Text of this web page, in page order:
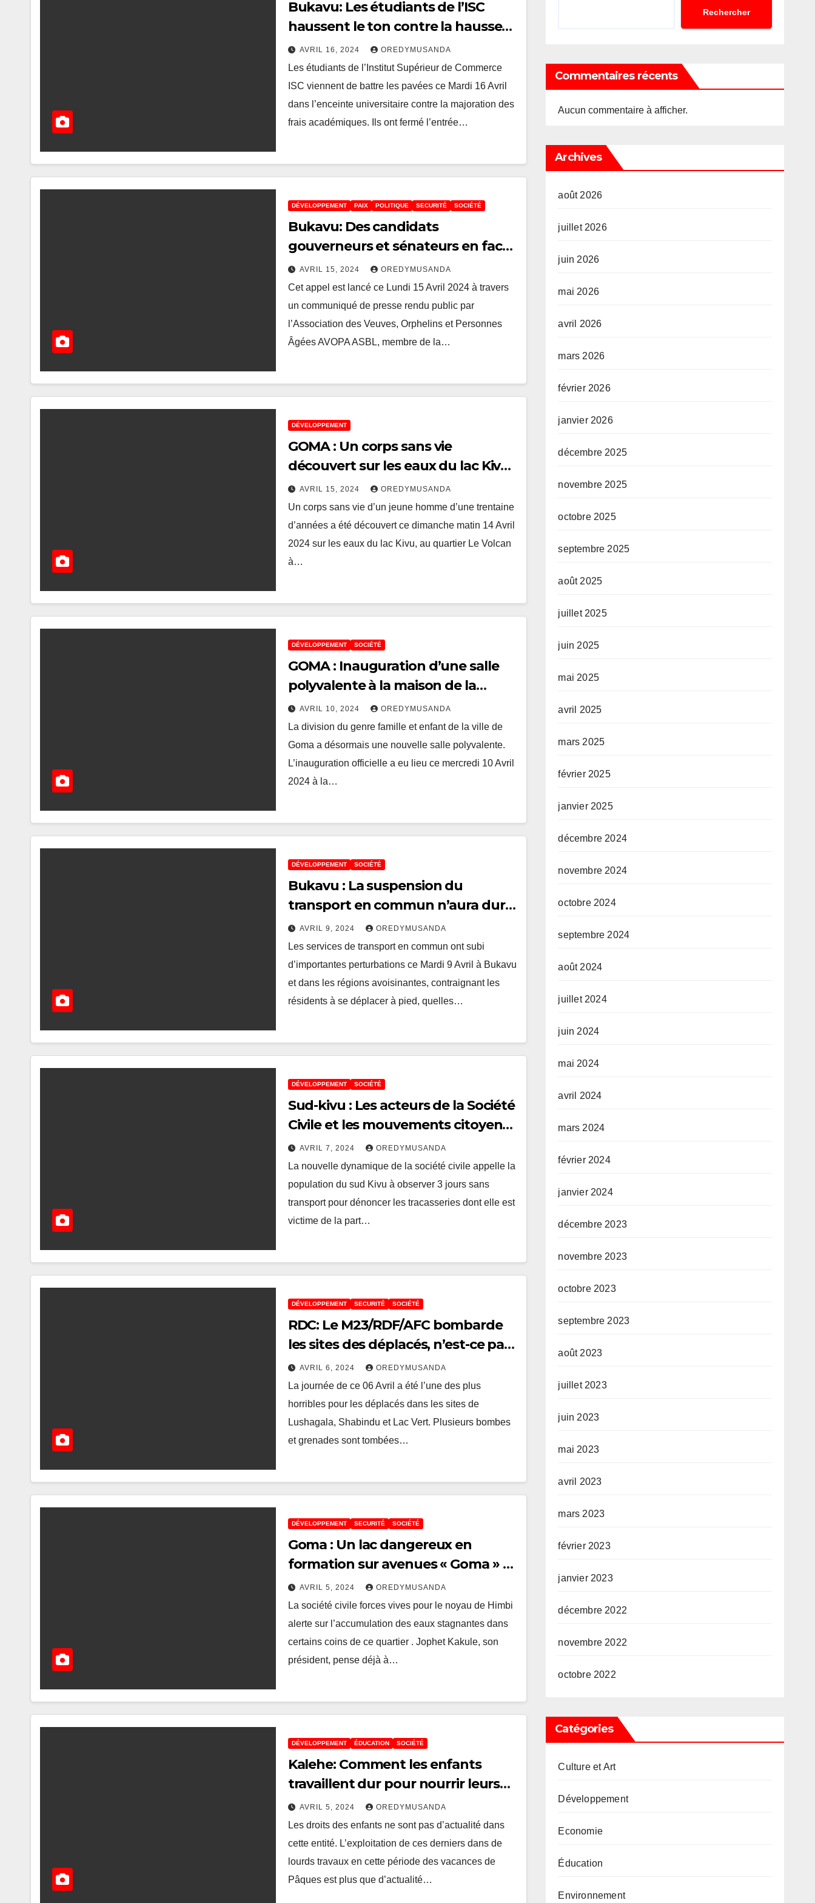
Bukavu: Les étudiants de l’ISC
haussent le ton contre la hausse
de leurs frais académiques par le
comité de gestion
AVRIL 16, 2024 OREDYMUSANDA
Les étudiants de l’Institut Supérieur de Commerce
ISC viennent de battre les pavées ce Mardi 16 Avril
dans l’enceinte universitaire contre la majoration des
frais académiques. Ils ont fermé l’entrée…
DÉVELOPPEMENT PAIX POLITIQUE SECURITÉ SOCIÉTÉ
Bukavu: Des candidats
gouverneurs et sénateurs en face
de la population dans une tribune
d’expression populaire
AVRIL 15, 2024 OREDYMUSANDA
Cet appel est lancé ce Lundi 15 Avril 2024 à travers
un communiqué de presse rendu public par
l’Association des Veuves, Orphelins et Personnes
Âgées AVOPA ASBL, membre de la…
DÉVELOPPEMENT
GOMA : Un corps sans vie
découvert sur les eaux du lac Kivu
au quartier les volcans
AVRIL 15, 2024 OREDYMUSANDA
Un corps sans vie d’un jeune homme d’une trentaine
d’années a été découvert ce dimanche matin 14 Avril
2024 sur les eaux du lac Kivu, au quartier Le Volcan
à…
DÉVELOPPEMENT SOCIÉTÉ
GOMA : Inauguration d’une salle
polyvalente à la maison de la
femme pour la promotion de la
femme et de la paix
AVRIL 10, 2024 OREDYMUSANDA
La division du genre famille et enfant de la ville de
Goma a désormais une nouvelle salle polyvalente.
L’inauguration officielle a eu lieu ce mercredi 10 Avril
2024 à la…
DÉVELOPPEMENT SOCIÉTÉ
Bukavu : La suspension du
transport en commun n’aura duré
que peu de temps, les initiateurs
mettent fin à cette mesure
AVRIL 9, 2024 OREDYMUSANDA
Les services de transport en commun ont subi
d’importantes perturbations ce Mardi 9 Avril à Bukavu
et dans les régions avoisinantes, contraignant les
résidents à se déplacer à pied, quelles…
DÉVELOPPEMENT SOCIÉTÉ
Sud-kivu : Les acteurs de la Société
Civile et les mouvements citoyens
décrètent 3 jours sans transport
en commun
AVRIL 7, 2024 OREDYMUSANDA
La nouvelle dynamique de la société civile appelle la
population du sud Kivu à observer 3 jours sans
transport pour dénoncer les tracasseries dont elle est
victime de la part…
DÉVELOPPEMENT SECURITÉ SOCIÉTÉ
RDC: Le M23/RDF/AFC bombarde
les sites des déplacés, n’est-ce pas
un crime de guerre?
AVRIL 6, 2024 OREDYMUSANDA
La journée de ce 06 Avril a été l’une des plus
horribles pour les déplacés dans les sites de
Lushagala, Shabindu et Lac Vert. Plusieurs bombes
et grenades sont tombées…
DÉVELOPPEMENT SECURITÉ SOCIÉTÉ
Goma : Un lac dangereux en
formation sur avenues « Goma » et
« De la mission » dans le quartier
Himbi
AVRIL 5, 2024 OREDYMUSANDA
La société civile forces vives pour le noyau de Himbi
alerte sur l’accumulation des eaux stagnantes dans
certains coins de ce quartier . Jophet Kakule, son
président, pense déjà à…
DÉVELOPPEMENT ÉDUCATION SOCIÉTÉ
Kalehe: Comment les enfants
travaillent dur pour nourrir leurs
familles à Hombo Sud
AVRIL 5, 2024 OREDYMUSANDA
Les droits des enfants ne sont pas d’actualité dans
cette entité. L’exploitation de ces derniers dans de
lourds travaux en cette période des vacances de
Pâques est plus que d’actualité…
Rechercher
Commentaires récents
Aucun commentaire à afficher.
Archives
août 2026
juillet 2026
juin 2026
mai 2026
avril 2026
mars 2026
février 2026
janvier 2026
décembre 2025
novembre 2025
octobre 2025
septembre 2025
août 2025
juillet 2025
juin 2025
mai 2025
avril 2025
mars 2025
février 2025
janvier 2025
décembre 2024
novembre 2024
octobre 2024
septembre 2024
août 2024
juillet 2024
juin 2024
mai 2024
avril 2024
mars 2024
février 2024
janvier 2024
décembre 2023
novembre 2023
octobre 2023
septembre 2023
août 2023
juillet 2023
juin 2023
mai 2023
avril 2023
mars 2023
février 2023
janvier 2023
décembre 2022
novembre 2022
octobre 2022
Catégories
Culture et Art
Développement
Economie
Éducation
Environnement